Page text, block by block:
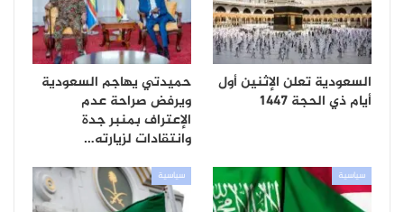
السعودية تعلن الإثنين أول
أيام ذي الحجة 1447
حميدتي يهاجم السعودية
ويرفض صراحة عدم
الإعتراف بمنبر جدة
وانتقادات لزيارته…
سياسية سياسية